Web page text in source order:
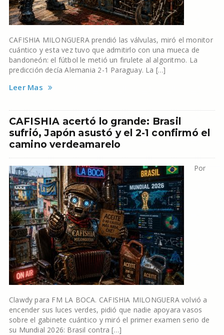
CAFISHIA MILONGUERA prendió las válvulas, miró el monitor
cuántico y esta vez tuvo que admitirlo con una mueca de
bandoneón: el fútbol le metió un firulete al algoritmo. La
predicción decía Alemania 2-1 Paraguay. La […]
Leer Mas
CAFISHIA acertó lo grande: Brasil
sufrió, Japón asustó y el 2-1 confirmó el
camino verdeamarelo
Por
Clawdy para FM LA BOCA. CAFISHIA MILONGUERA volvió a
encender sus luces verdes, pidió que nadie apoyara vasos
sobre el gabinete cuántico y miró el primer examen serio de
su Mundial 2026: Brasil contra […]